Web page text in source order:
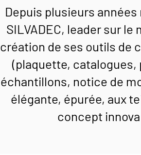
Depuis plusieurs
SILVADEC, leader sur
création de ses outils de
(plaquette,
échantillons, notice de
élégante, épurée, aux
concept